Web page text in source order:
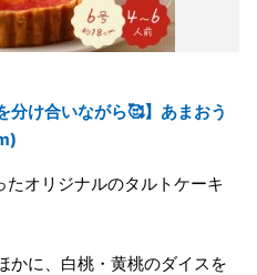
分け合いながら🥰】あまおう
オリジナルのタルトケーキ
かに、白桃・黄桃のダイスを